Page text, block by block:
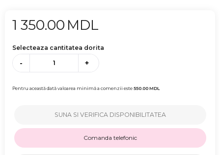
1 350.00 MDL
Selecteaza cantitatea dorita
- +
Pentru această dată valoarea minimă a comenzii este550.00MDL
SUNA SI VERIFICA DISPONIBILITATEA
Comanda telefonic